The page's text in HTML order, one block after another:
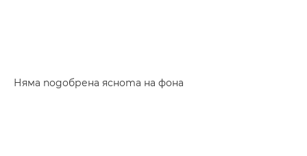
Няма подобрена яснота на фона